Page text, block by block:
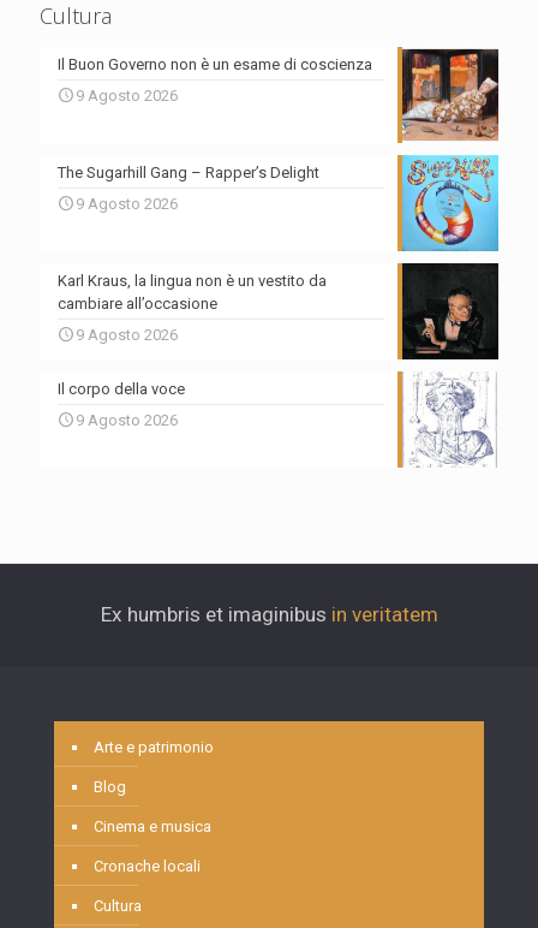
Cultura
Il Buon Governo non è un esame di coscienza
9 Agosto 2026
The Sugarhill Gang – Rapper’s Delight
9 Agosto 2026
Karl Kraus, la lingua non è un vestito da
cambiare all’occasione
9 Agosto 2026
Il corpo della voce
9 Agosto 2026
Ex humbris et imaginibus in veritatem
Arte e patrimonio
Blog
Cinema e musica
Cronache locali
Cultura